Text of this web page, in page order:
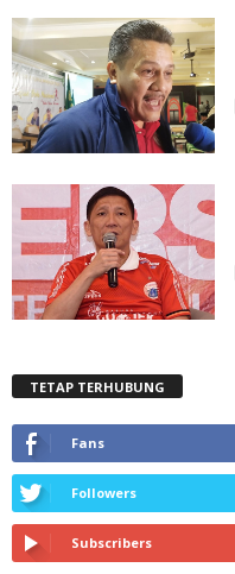
TETAP TERHUBUNG
Fans
Followers
Subscribers